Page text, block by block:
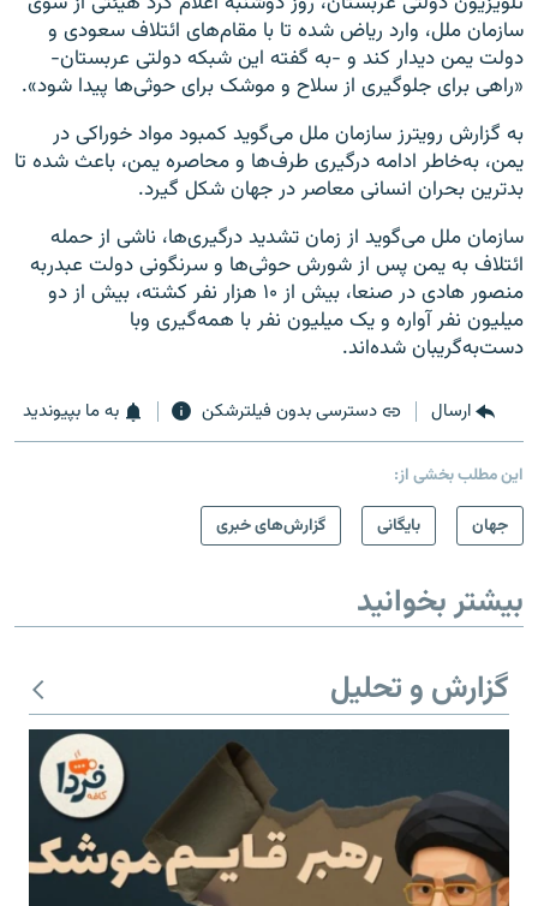
سازمان ملل، وارد ریاض شده تا با مقام‌های ائتلاف سعودی و
دولت یمن دیدار کند و -به گفته این شبکه دولتی عربستان-
«راهی برای جلوگیری از سلاح و موشک برای حوثی‌ها پیدا شود».
به گزارش رویترز سازمان ملل می‌گوید کمبود مواد خوراکی در
یمن، به‌خاطر ادامه درگیری‌ طرف‌ها و محاصره یمن، باعث شده تا
بدترین بحران انسانی معاصر در جهان شکل گیرد.
سازمان ملل می‌گوید از زمان تشدید درگیری‌ها، ناشی از حمله
ائتلاف به یمن پس از شورش حوثی‌ها و سرنگونی دولت عبدربه
منصور هادی در صنعا، بیش از ۱۰ هزار نفر کشته، بیش از دو
میلیون نفر آواره و یک میلیون نفر با همه‌گیری وبا
دست‌به‌گریبان شده‌اند.
ارسال دسترسی بدون فیلترشکن به ما بپیوندید
این مطلب بخشی از:
جهان
بایگانی گزارش‌های خبری
بیشتر بخوانید
گزارش و تحلیل